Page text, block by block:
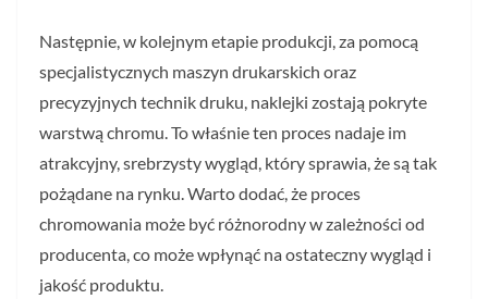
Następnie, w kolejnym etapie produkcji, za pomocą
specjalistycznych maszyn drukarskich oraz
precyzyjnych technik druku, naklejki zostają pokryte
warstwą chromu. To właśnie ten proces nadaje im
atrakcyjny, srebrzysty wygląd, który sprawia, że są tak
pożądane na rynku. Warto dodać, że proces
chromowania może być różnorodny w zależności od
producenta, co może wpłynąć na ostateczny wygląd i
jakość produktu.